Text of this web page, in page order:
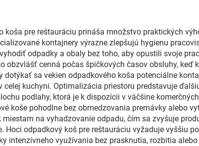
koša pre reštauráciu prináša množstvo praktických
kontajnery výrazne zlepšujú hygienu
odpadky a obaly bez toho, aby opustili svoje
obzvlášť cenná počas špičkových časov obsluhy,
dotýkať sa vekien odpadkového koša potenciálne
celej kuchyni. Optimalizácia priestoru predstavuje
podlahy, ktorá je k dispozícii v väčšine
koše pohodlne bez obmedzovania premávky alebo
na vyhadzovanie odpadu, čím sa zvyšuje
Hoci odpadkový koš pre reštauráciu vyžaduje vyššiu
intenzívneho využívania bez prasknutia, rozbitia